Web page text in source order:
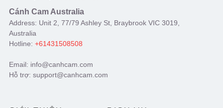
Cánh Cam Australia
Address: Unit 2, 77/79 Ashley St, Braybrook VIC 3019,
Australia
Hotline: +61431508508
Email: info@canhcam.com
Hỗ trợ: support@canhcam.com